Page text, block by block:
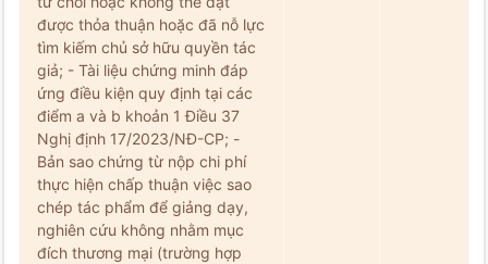
được thỏa thuận hoặc đã nỗ lực
tìm kiếm chủ sở hữu quyền tác
giả; - Tài liệu chứng minh đáp
ứng điều kiện quy định tại các
điểm a và b khoản 1 Điều 37
Nghị định 17/2023/NĐ-CP; -
Bản sao chứng từ nộp chi phí
thực hiện chấp thuận việc sao
chép tác phẩm để giảng dạy,
nghiên cứu không nhằm mục
đích thương mại (trường hợp